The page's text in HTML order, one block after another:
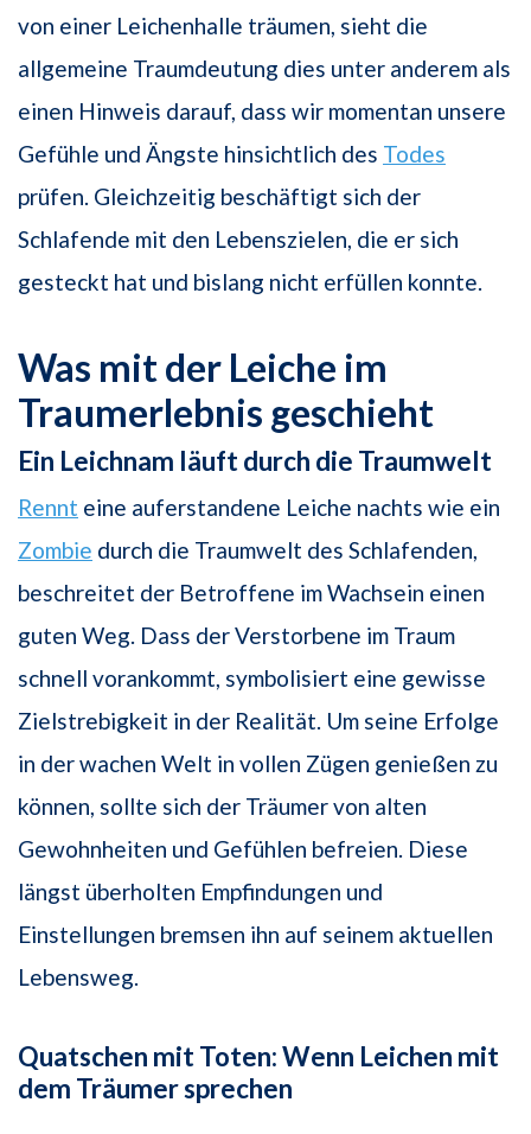
von einer Leichenhalle träumen, sieht die
allgemeine Traumdeutung dies unter anderem als
einen Hinweis darauf, dass wir momentan unsere
Gefühle und Ängste hinsichtlich des Todes
prüfen. Gleichzeitig beschäftigt sich der
Schlafende mit den Lebenszielen, die er sich
gesteckt hat und bislang nicht erfüllen konnte.
Was mit der Leiche im
Traumerlebnis geschieht
Ein Leichnam läuft durch die Traumwelt
Rennt eine auferstandene Leiche nachts wie ein
Zombie durch die Traumwelt des Schlafenden,
beschreitet der Betroffene im Wachsein einen
guten Weg. Dass der Verstorbene im Traum
schnell vorankommt, symbolisiert eine gewisse
Zielstrebigkeit in der Realität. Um seine Erfolge
in der wachen Welt in vollen Zügen genießen zu
können, sollte sich der Träumer von alten
Gewohnheiten und Gefühlen befreien. Diese
längst überholten Empfindungen und
Einstellungen bremsen ihn auf seinem aktuellen
Lebensweg.
Quatschen mit Toten: Wenn Leichen mit
dem Träumer sprechen